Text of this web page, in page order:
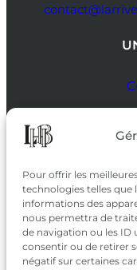
Pour offrir les
technologies telles que
informations des
nous permettra de
de navigation ou les ID
consentir ou de retirer
négatif sur certaines
SUIVEZ-NOUS
SUR LES